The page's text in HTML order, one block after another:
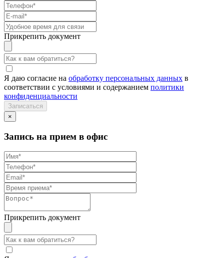
Прикрепить документ
Я даю согласие на обработку персональных данных в
соответствии с условиями и содержанием политики
конфиденциальности
×
Запись на прием в офис
Прикрепить документ